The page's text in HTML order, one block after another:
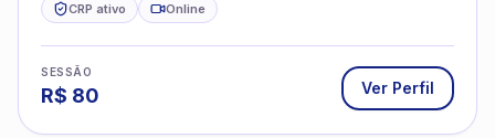
CRP ativo Online
SESSÃO
R$ 80 Ver Perfil